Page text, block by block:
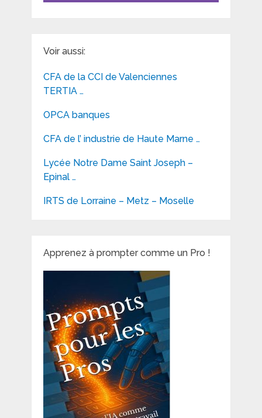
Voir aussi:
CFA de la CCI de Valenciennes
TERTIA …
OPCA banques
CFA de l’ industrie de Haute Marne …
Lycée Notre Dame Saint Joseph –
Epinal …
IRTS de Lorraine – Metz – Moselle
Apprenez à prompter comme un Pro !